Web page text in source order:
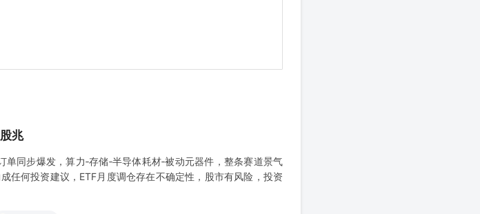
兆
单同步爆发，算力‑存储‑半导体耗材‑被动元器件，整条赛道景气
任何投资建议，ETF月度调仓存在不确定性，股市有风险，投资